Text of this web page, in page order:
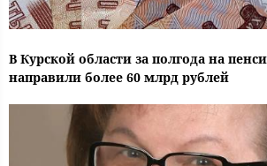
В Курской области за полгода на
направили более 60 млрд рублей